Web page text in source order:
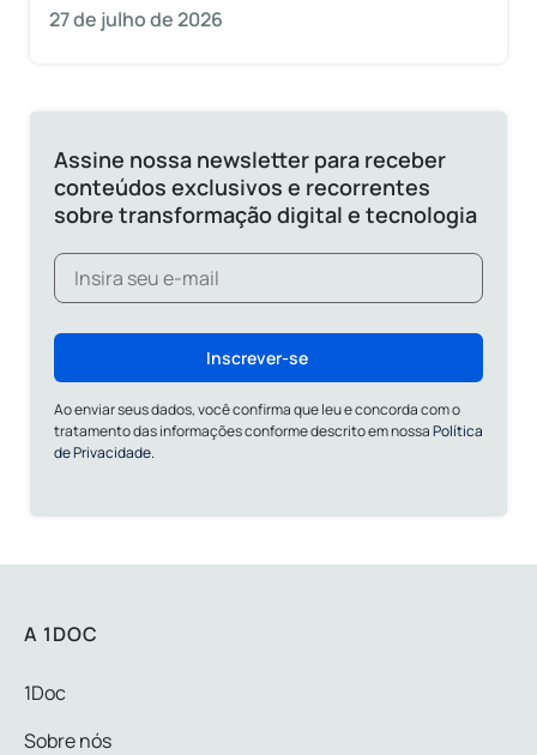
27 de julho de 2026
Assine nossa newsletter para receber
conteúdos exclusivos e recorrentes
sobre transformação digital e tecnologia
Inscrever-se
Ao enviar seus dados, você confirma que leu e concorda com o
tratamento das informações conforme descrito em nossaPolítica
de Privacidade.
A 1DOC
1Doc
Sobre nós